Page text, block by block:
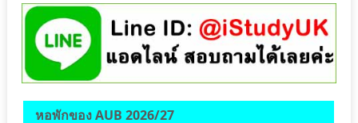
หอพักของ AUB 2026/27